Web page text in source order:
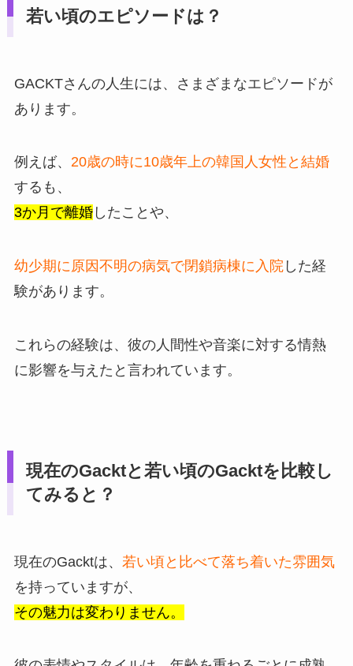
若い頃のエピソードは？
GACKTさんの人生には、さまざまなエピソードが
あります。
例えば、 20歳の時に10歳年上の韓国人女性と結婚
するも、
3か月で離婚したことや、
幼少期に原因不明の病気で閉鎖病棟に入院した経
験があります。
これらの経験は、彼の人間性や音楽に対する情熱
に影響を与えたと言われています。
現在のGacktと若い頃のGacktを比較し
てみると？
現在のGacktは、 若い頃と比べて落ち着いた雰囲気
を持っていますが、
その魅力は変わりません。